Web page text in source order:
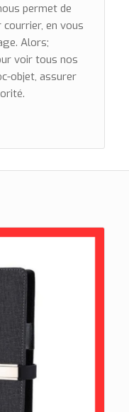
permet de
en vous
Alors;
voir tous nos
objet, assurer